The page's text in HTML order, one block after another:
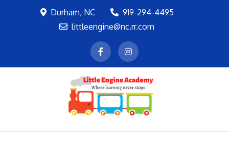
Durham, NC
919-294-4495
littleengine@nc.rr.com
LEA
Where learning never stops